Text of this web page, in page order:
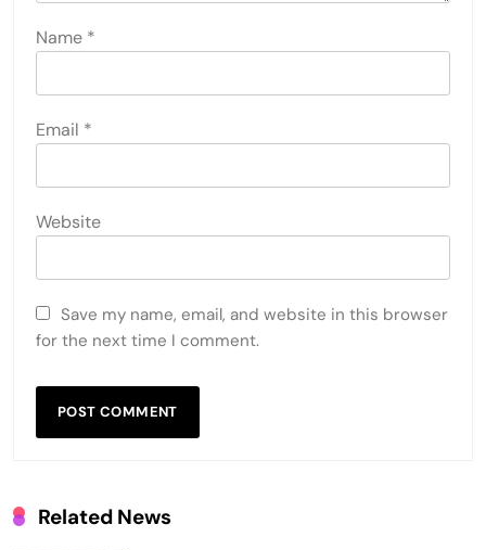
Name *
Email *
Website
Save my name, email, and website in this browser
for the next time I comment.
Related News